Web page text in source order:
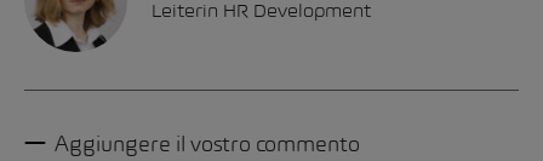
Leiterin HR Development
Aggiungere il vostro commento